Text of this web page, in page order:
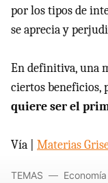
por los tipos de
se aprecia y
En definitiva, una
ciertos beneficios,
quiere ser el
Vía | Materias
TEMAS Economía